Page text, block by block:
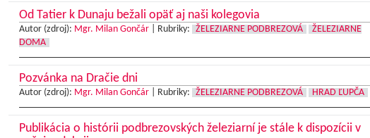
Od Tatier k Dunaju bežali opäť aj naši kolegovia
Autor (zdroj): Mgr. Milan Gončár| Rubriky: ŽELEZIARNE PODBREZOVÁ
ŽELEZIARNE
DOMA
Pozvánka na Dračie dni
Autor (zdroj): Mgr. Milan Gončár| Rubriky: ŽELEZIARNE PODBREZOVÁ HRAD ĽUPČA
Publikácia o histórii podbrezovských železiarní je stále k dispozícii v